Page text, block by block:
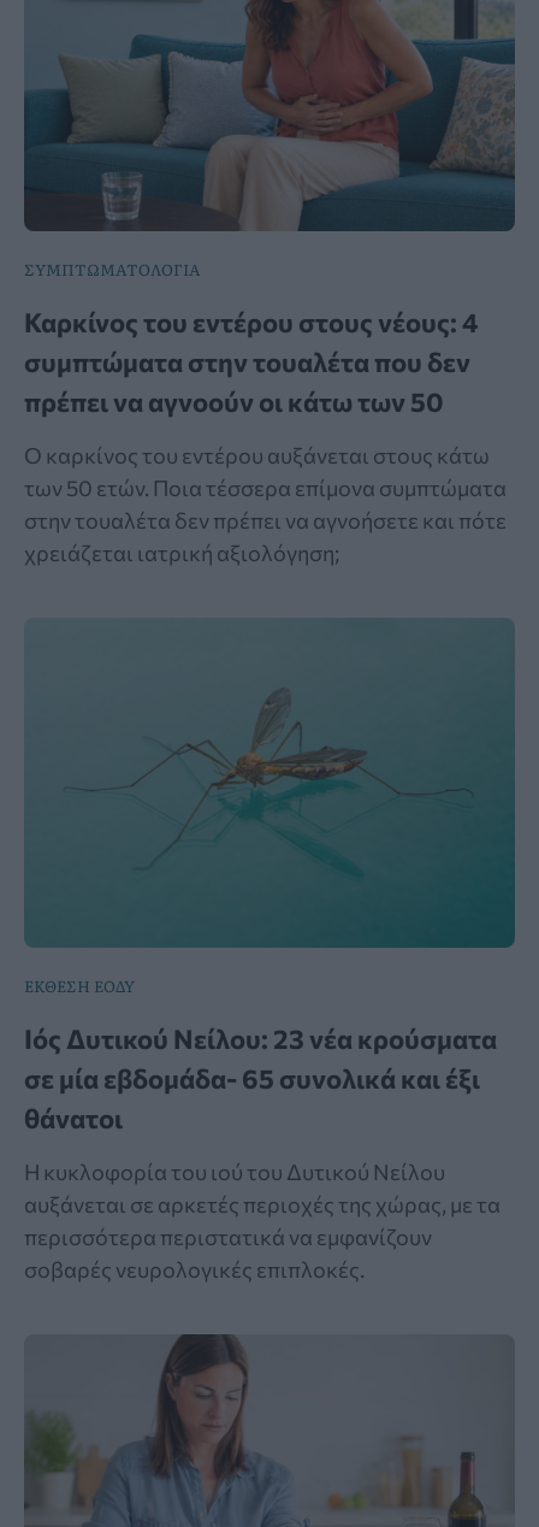
ΣΥΜΠΤΩΜΑΤΟΛΟΓΙΑ
Καρκίνος του εντέρου στους νέους: 4
συμπτώματα στην τουαλέτα που δεν
πρέπει να αγνοούν οι κάτω των 50
Ο καρκίνος του εντέρου αυξάνεται στους κάτω
των 50 ετών. Ποια τέσσερα επίμονα συμπτώματα
στην τουαλέτα δεν πρέπει να αγνοήσετε και πότε
χρειάζεται ιατρική αξιολόγηση;
ΕΚΘΕΣΗ ΕΟΔΥ
Ιός Δυτικού Νείλου: 23 νέα κρούσματα
σε μία εβδομάδα- 65 συνολικά και έξι
θάνατοι
Η κυκλοφορία του ιού του Δυτικού Νείλου
αυξάνεται σε αρκετές περιοχές της χώρας, με τα
περισσότερα περιστατικά να εμφανίζουν
σοβαρές νευρολογικές επιπλοκές.